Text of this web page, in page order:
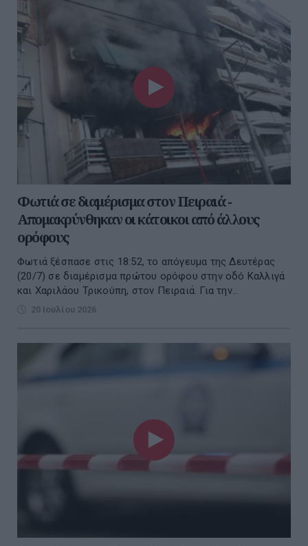
Φωτιά σε διαμέρισμα στον Πειραιά -
Απομακρύνθηκαν οι κάτοικοι από άλλους
ορόφους
Φωτιά ξέσπασε στις 18:52, το απόγευμα της Δευτέρας
(20/7) σε διαμέρισμα πρώτου ορόφου στην οδό Καλλιγά
και Χαριλάου Τρικούπη, στον Πειραιά. Για την...
20 Ιουλίου 2026